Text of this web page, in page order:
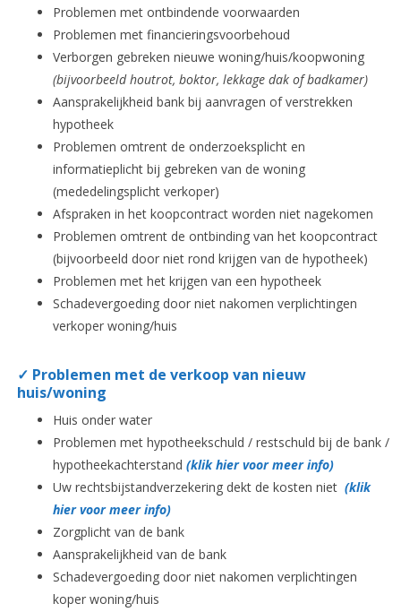
Problemen met ontbindende voorwaarden
Problemen met financieringsvoorbehoud
Verborgen gebreken nieuwe woning/huis/koopwoning
(bijvoorbeeld houtrot, boktor, lekkage dak of badkamer)
Aansprakelijkheid bank bij aanvragen of verstrekken
hypotheek
Problemen omtrent de onderzoeksplicht en
informatieplicht bij gebreken van de woning
(mededelingsplicht verkoper)
Afspraken in het koopcontract worden niet nagekomen
Problemen omtrent de ontbinding van het koopcontract
(bijvoorbeeld door niet rond krijgen van de hypotheek)
Problemen met het krijgen van een hypotheek
Schadevergoeding door niet nakomen verplichtingen
verkoper woning/huis
✓ Problemen met de verkoop van nieuw
huis/woning
Huis onder water
Problemen met hypotheekschuld / restschuld bij de bank /
hypotheekachterstand (klik hier voor meer info)
Uw rechtsbijstandverzekering dekt de kosten niet (klik
hier voor meer info)
Zorgplicht van de bank
Aansprakelijkheid van de bank
Schadevergoeding door niet nakomen verplichtingen
koper woning/huis